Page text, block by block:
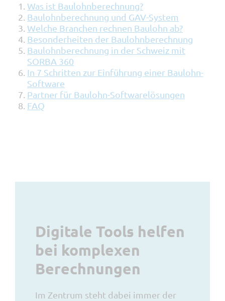
Was ist Baulohnberechnung?
Baulohnberechnung und GAV-System
Welche Branchen rechnen Baulohn ab?
Besonderheiten der Baulohnberechnung
Baulohnberechnung in der Schweiz mit
SORBA 360
In 7 Schritten zur Einführung einer Baulohn-
Software
Partner für Baulohn-Softwarelösungen
FAQ
Digitale Tools helfen
bei komplexen
Berechnungen
Im Zentrum steht dabei immer der